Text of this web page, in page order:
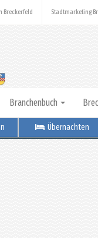
Breckerfeld Stadtmarketing
Branchenbuch
Übernachten